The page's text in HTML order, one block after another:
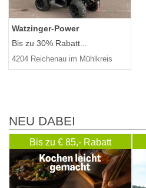
Watzinger-Power
Bis zu 30% Rabatt...
4204 Reichenau im Mühlkreis
NEU DABEI
Bis zu € 85,- Rabatt